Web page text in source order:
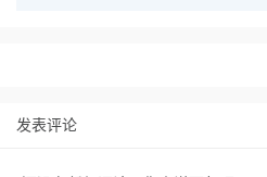
发表评论